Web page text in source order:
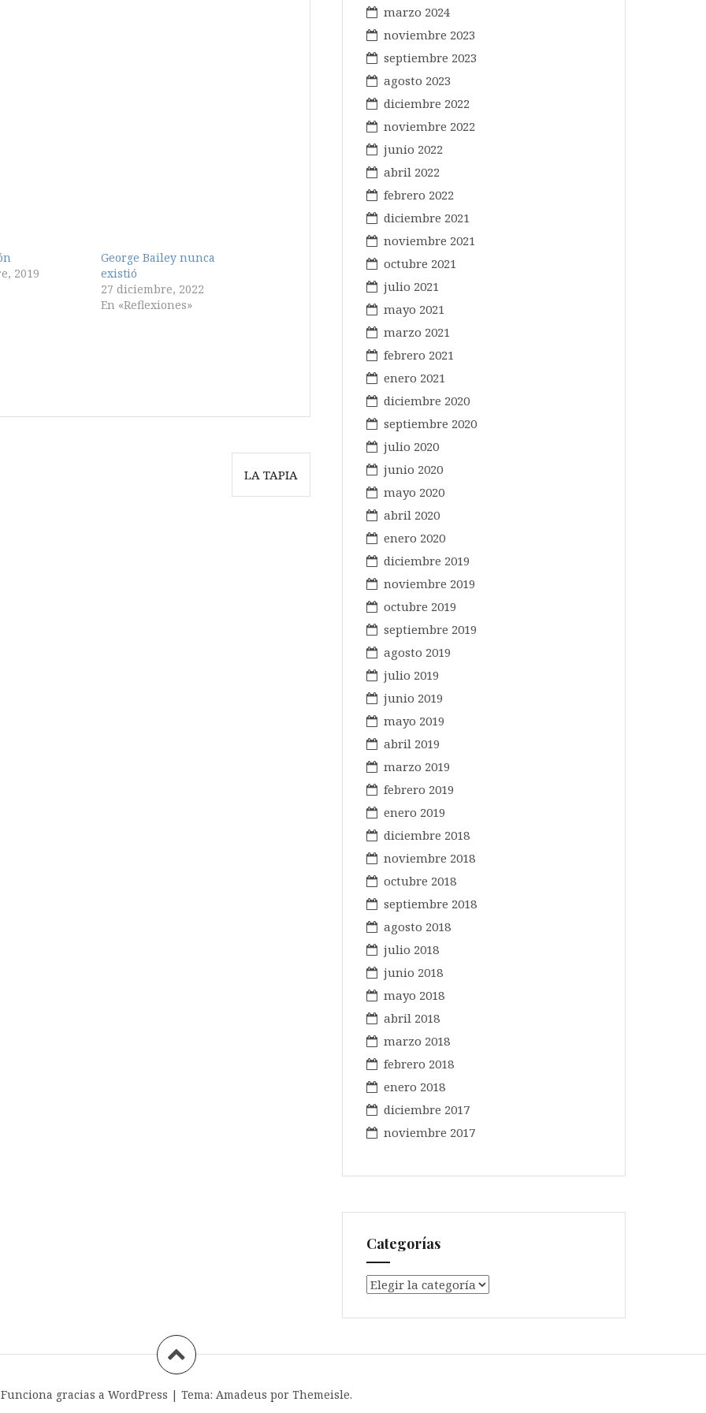
2019
George Bailey nunca
existió
27 diciembre, 2022
En «Reflexiones»
LA TAPIA
marzo 2024
noviembre 2023
septiembre 2023
agosto 2023
diciembre 2022
noviembre 2022
junio 2022
abril 2022
febrero 2022
diciembre 2021
noviembre 2021
octubre 2021
julio 2021
mayo 2021
marzo 2021
febrero 2021
enero 2021
diciembre 2020
septiembre 2020
julio 2020
junio 2020
mayo 2020
abril 2020
enero 2020
diciembre 2019
noviembre 2019
octubre 2019
septiembre 2019
agosto 2019
julio 2019
junio 2019
mayo 2019
abril 2019
marzo 2019
febrero 2019
enero 2019
diciembre 2018
noviembre 2018
octubre 2018
septiembre 2018
agosto 2018
julio 2018
junio 2018
mayo 2018
abril 2018
marzo 2018
febrero 2018
enero 2018
diciembre 2017
noviembre 2017
Categorías
Categorías
Funciona gracias a WordPress | Tema: Amadeus por Themeisle.